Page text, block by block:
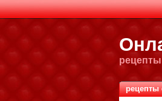
рецепты